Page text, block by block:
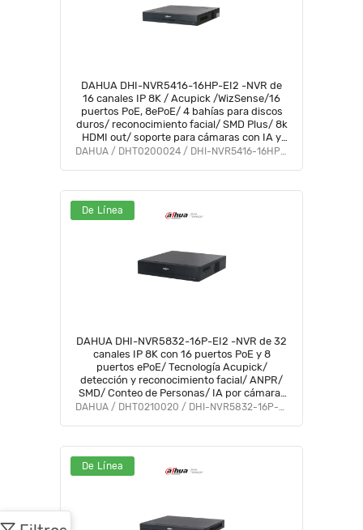
DAHUA DHI-NVR5416-16HP-EI2 -NVR de
16 canales IP 8K / Acupick /WizSense/16
puertos PoE, 8ePoE/ 4 bahías para discos
duros/ reconocimiento facial/ SMD Plus/ 8k
HDMI out/ soporte para cámaras con IA y
protección perimetral #IMD#LoNuevo
DAHUA / DHT0200024 / DHI-NVR5416-16HP-EI2
De Línea
DAHUA DHI-NVR5832-16P-EI2 -NVR de 32
canales IP 8K con 16 puertos PoE y 8
puertos ePoE/ Tecnología Acupick/
detección y reconocimiento facial/ ANPR/
SMD/ Conteo de Personas/ IA por cámara/
8HDD/ RAID 0/1/5/6/10/ 448 Mbps/8K DAHUA / DHT0210020 / DHI-NVR5832-16P-EI2
De Línea